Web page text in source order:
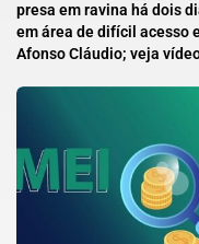
presa em ravina há dois
em área de difícil acesso
Afonso Cláudio; veja